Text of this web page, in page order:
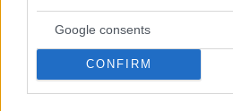
Google consents
CONFIRM
Cut The Rope Northern